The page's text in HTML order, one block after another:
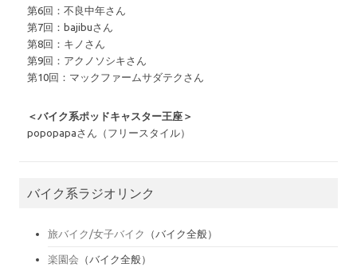
第6回：不良中年さん
第7回：bajibuさん
第8回：キノさん
第9回：アクノソシキさん
第10回：マックファームサダテクさん
＜バイク系ポッドキャスター王座＞
popopapaさん（フリースタイル）
バイク系ラジオリンク
旅バイク/女子バイク （バイク全般）
楽園会 （バイク全般）